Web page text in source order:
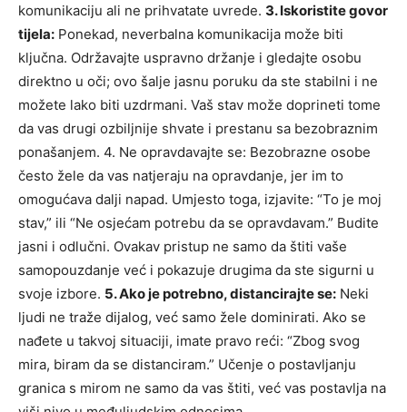
komunikaciju ali ne prihvatate uvrede. 3. Iskoristite govor
tijela: Ponekad, neverbalna komunikacija može biti
ključna. Održavajte uspravno držanje i gledajte osobu
direktno u oči; ovo šalje jasnu poruku da ste stabilni i ne
možete lako biti uzdrmani. Vaš stav može doprineti tome
da vas drugi ozbiljnije shvate i prestanu sa bezobraznim
ponašanjem. 4. Ne opravdavajte se: Bezobrazne osobe
često žele da vas natjeraju na opravdanje, jer im to
omogućava dalji napad. Umjesto toga, izjavite: “To je moj
stav,” ili “Ne osjećam potrebu da se opravdavam.” Budite
jasni i odlučni. Ovakav pristup ne samo da štiti vaše
samopouzdanje već i pokazuje drugima da ste sigurni u
svoje izbore. 5. Ako je potrebno, distancirajte se: Neki
ljudi ne traže dijalog, već samo žele dominirati. Ako se
nađete u takvoj situaciji, imate pravo reći: “Zbog svog
mira, biram da se distanciram.” Učenje o postavljanju
granica s mirom ne samo da vas štiti, već vas postavlja na